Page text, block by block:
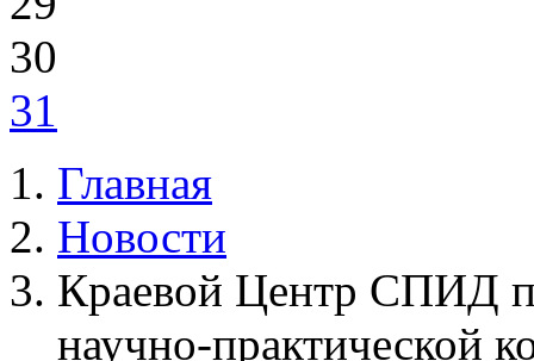
30
31
Главная
Новости
Краевой Центр СПИД
научно-практической